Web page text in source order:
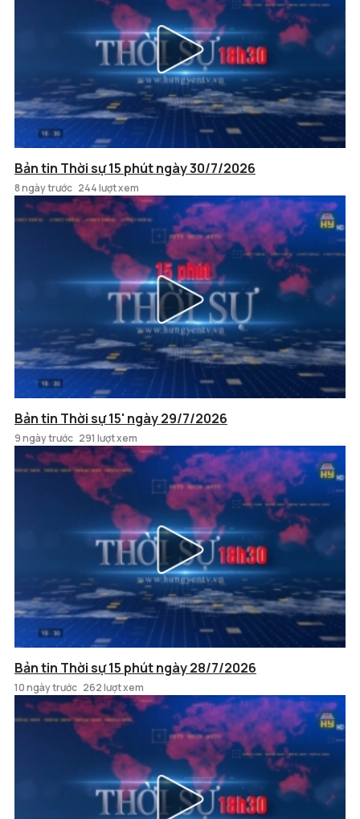
Bản tin Thời sự 15 phút ngày 30/7/2026
8 ngày trước 244 lượt xem
Bản tin Thời sự 15' ngày 29/7/2026
9 ngày trước 291 lượt xem
Bản tin Thời sự 15 phút ngày 28/7/2026
10 ngày trước 262 lượt xem